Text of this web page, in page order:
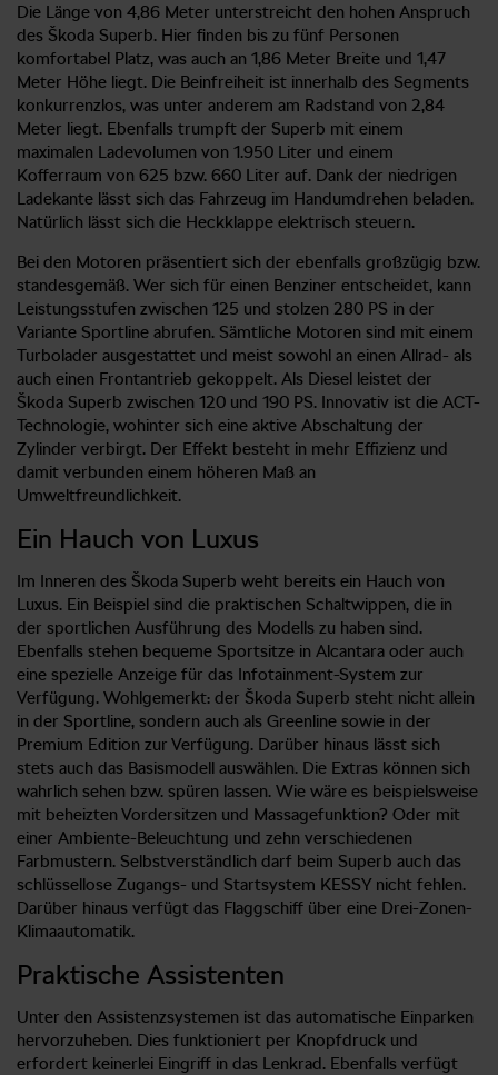
Die Länge von 4,86 Meter unterstreicht den hohen Anspruch
des Škoda Superb. Hier finden bis zu fünf Personen
komfortabel Platz, was auch an 1,86 Meter Breite und 1,47
Meter Höhe liegt. Die Beinfreiheit ist innerhalb des Segments
konkurrenzlos, was unter anderem am Radstand von 2,84
Meter liegt. Ebenfalls trumpft der Superb mit einem
maximalen Ladevolumen von 1.950 Liter und einem
Kofferraum von 625 bzw. 660 Liter auf. Dank der niedrigen
Ladekante lässt sich das Fahrzeug im Handumdrehen beladen.
Natürlich lässt sich die Heckklappe elektrisch steuern.
Bei den Motoren präsentiert sich der ebenfalls großzügig bzw.
standesgemäß. Wer sich für einen Benziner entscheidet, kann
Leistungsstufen zwischen 125 und stolzen 280 PS in der
Variante Sportline abrufen. Sämtliche Motoren sind mit einem
Turbolader ausgestattet und meist sowohl an einen Allrad- als
auch einen Frontantrieb gekoppelt. Als Diesel leistet der
Škoda Superb zwischen 120 und 190 PS. Innovativ ist die ACT-
Technologie, wohinter sich eine aktive Abschaltung der
Zylinder verbirgt. Der Effekt besteht in mehr Effizienz und
damit verbunden einem höheren Maß an
Umweltfreundlichkeit.
Ein Hauch von Luxus
Im Inneren des Škoda Superb weht bereits ein Hauch von
Luxus. Ein Beispiel sind die praktischen Schaltwippen, die in
der sportlichen Ausführung des Modells zu haben sind.
Ebenfalls stehen bequeme Sportsitze in Alcantara oder auch
eine spezielle Anzeige für das Infotainment-System zur
Verfügung. Wohlgemerkt: der Škoda Superb steht nicht allein
in der Sportline, sondern auch als Greenline sowie in der
Premium Edition zur Verfügung. Darüber hinaus lässt sich
stets auch das Basismodell auswählen. Die Extras können sich
wahrlich sehen bzw. spüren lassen. Wie wäre es beispielsweise
mit beheizten Vordersitzen und Massagefunktion? Oder mit
einer Ambiente-Beleuchtung und zehn verschiedenen
Farbmustern. Selbstverständlich darf beim Superb auch das
schlüssellose Zugangs- und Startsystem KESSY nicht fehlen.
Darüber hinaus verfügt das Flaggschiff über eine Drei-Zonen-
Klimaautomatik.
Praktische Assistenten
Unter den Assistenzsystemen ist das automatische Einparken
hervorzuheben. Dies funktioniert per Knopfdruck und
erfordert keinerlei Eingriff in das Lenkrad. Ebenfalls verfügt